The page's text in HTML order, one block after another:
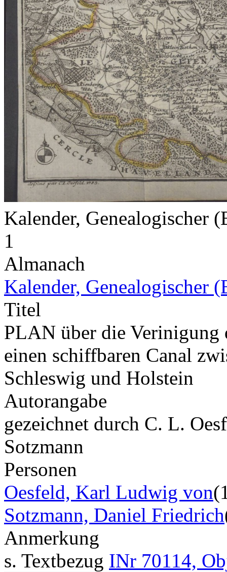
Kalender, Genealogischer
1
Almanach
Kalender, Genealogischer
Titel
PLAN über die Verinigung
einen schiffbaren Canal
Schleswig und Holstein
Autorangabe
gezeichnet durch C. L.
Sotzmann
Personen
Oesfeld, Karl Ludwig von
Sotzmann, Daniel Friedrich
Anmerkung
s. Textbezug INr 70114,